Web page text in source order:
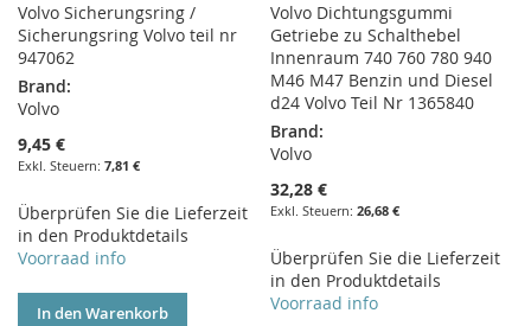
Volvo Sicherungsring /
Sicherungsring Volvo teil nr
947062
Brand:
Volvo
9,45 €
7,81 €
Überprüfen Sie die Lieferzeit
in den Produktdetails
Voorraad info
In den Warenkorb
Volvo Dichtungsgummi
Getriebe zu Schalthebel
Innenraum 740 760 780 940
M46 M47 Benzin und Diesel
d24 Volvo Teil Nr 1365840
Brand:
Volvo
32,28 €
26,68 €
Überprüfen Sie die Lieferzeit
in den Produktdetails
Voorraad info